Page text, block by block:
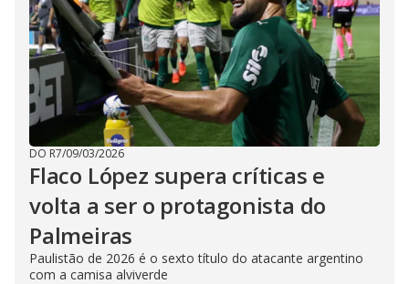
DO R7/09/03/2026
Flaco López supera críticas e
volta a ser o protagonista do
Palmeiras
Paulistão de 2026 é o sexto título do atacante argentino
com a camisa alviverde